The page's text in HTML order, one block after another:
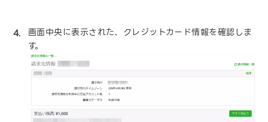
画面中央に表示された、クレジットカード情報を確認しま
す。